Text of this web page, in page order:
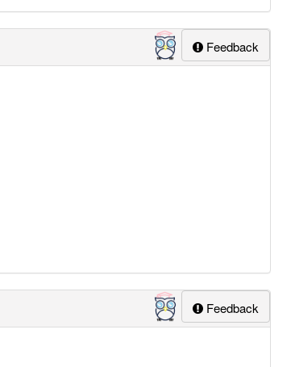
Feedback
Feedback